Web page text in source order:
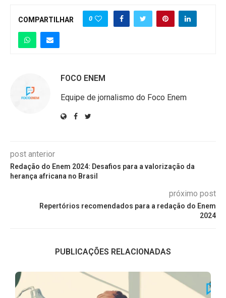
COMPARTILHAR 0
FOCO ENEM
Equipe de jornalismo do Foco Enem
post anterior
Redação do Enem 2024: Desafios para a valorização da
herança africana no Brasil
próximo post
Repertórios recomendados para a redação do Enem
2024
PUBLICAÇÕES RELACIONADAS